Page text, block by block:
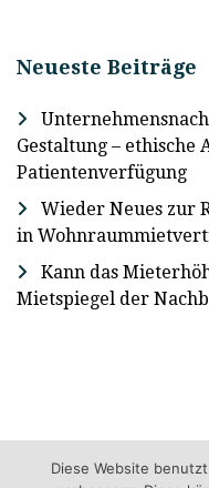
Neueste Beiträge
Gestaltung – ethische
Patientenverfügung
Wieder Neues zur
in
Kann das
Mietspiegel der
Diese Website